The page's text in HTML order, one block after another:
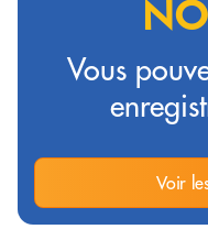
Vous
Voir